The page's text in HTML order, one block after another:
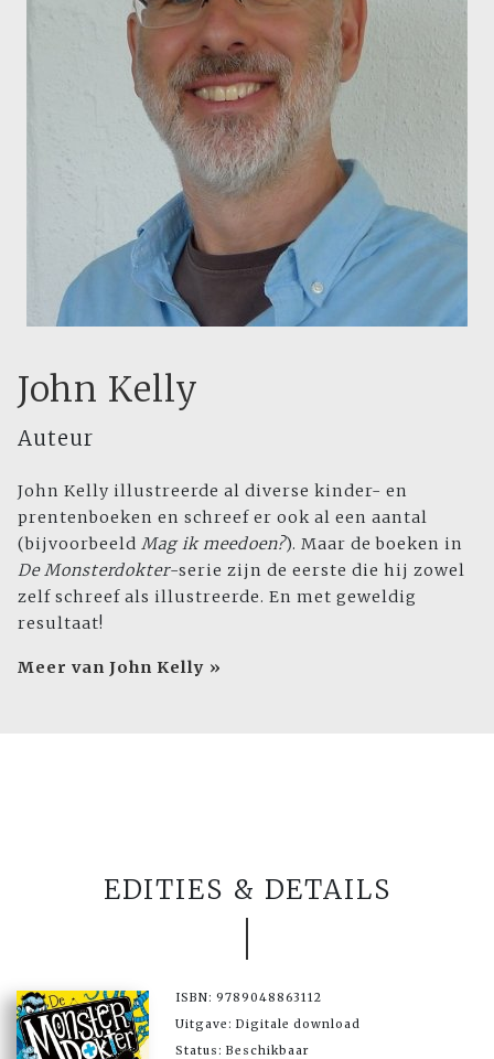
John Kelly
Auteur
John Kelly illustreerde al diverse kinder- en
prentenboeken en schreef er ook al een aantal
(bijvoorbeeld Mag ik meedoen?). Maar de boeken in
De Monsterdokter-serie zijn de eerste die hij zowel
zelf schreef als illustreerde. En met geweldig
resultaat!
Meer van John Kelly »
EDITIES & DETAILS
ISBN: 9789048863112
Uitgave: Digitale download
Status: Beschikbaar